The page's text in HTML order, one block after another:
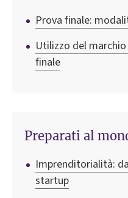
Prova finale:
Utilizzo del
finale
Preparati al
Imprenditorialità:
startup